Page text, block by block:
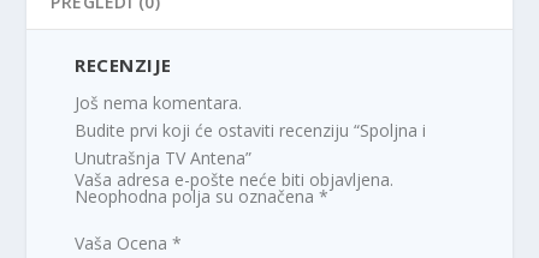
RECENZIJE
Još nema komentara.
Budite prvi koji će ostaviti recenziju “Spoljna i
Unutrašnja TV Antena”
Vaša adresa e-pošte neće biti objavljena.
Neophodna polja su označena*
Vaša Ocena*